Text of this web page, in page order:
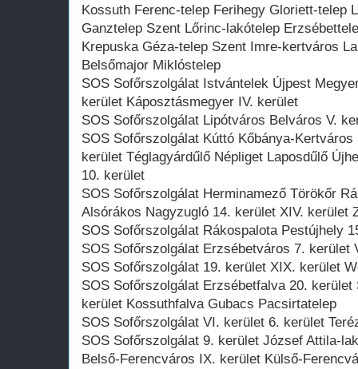
Kossuth Ferenc-telep Ferihegy Gloriett-telep
Ganztelep Szent Lőrinc-lakótelep
Krepuska Géza-telep Szent Imre-kertváros
Belsőmajor Miklóstelep
SOS Sofőrszolgálat Istvántelek Újpest
kerület Káposztásmegyer IV. kerület
SOS Sofőrszolgálat Lipótváros Belváros V.
SOS Sofőrszolgálat Kúttó Kőbánya-
kerület Téglagyárdűlő Népliget Laposdűlő
10. kerület
SOS Sofőrszolgálat Herminamező Törökőr
Alsórákos Nagyzugló 14. kerület XIV. kerület
SOS Sofőrszolgálat Rákospalota Pestújhely
SOS Sofőrszolgálat Erzsébetváros 7. kerület
SOS Sofőrszolgálat 19. kerület XIX. kerület
SOS Sofőrszolgálat Erzsébetfalva 20.
kerület Kossuthfalva Gubacs Pacsirtatelep
SOS Sofőrszolgálat VI. kerület 6. kerület
SOS Sofőrszolgálat 9. kerület József Attila-
Belső-Ferencváros IX. kerület Külső-